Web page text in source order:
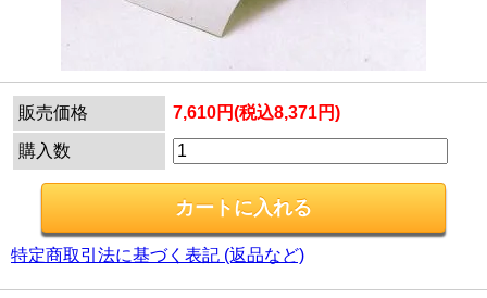
販売価格 7,610円(税込8,371円)
購入数
特定商取引法に基づく表記 (返品など)